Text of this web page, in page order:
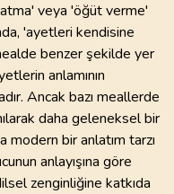
veya 'öğüt verme'
'ayetleri kendisine
benzer şekilde yer
anlamının
Ancak bazı meallerde
daha geleneksel bir
modern bir anlatım tarzı
anlayışına göre
zenginliğine katkıda